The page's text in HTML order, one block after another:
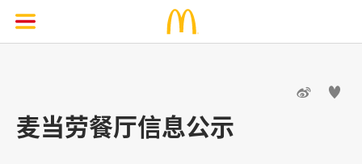
 
麦当劳餐厅信息公示